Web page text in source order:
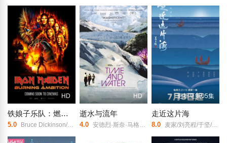
HD
铁娘子乐队：燃烧雄心
5.0 Bruce Dickinson/Nicko McBrain/Adrian Smith/Dave Murray/Janick Gers/Blaze Bayley/Chuck D./哈维尔·巴登/拉斯·乌尔里克/Steve Harris/Rod Smallwood/Simon Gallup/Scott Ian/汤姆·莫雷罗/吉恩·西蒙斯/
HD
逝水与流年
4.0 安德烈·斯奈·马格纳森/Árni Kjartansson/赫迪斯·斯特芬斯多蒂尔/Hulda Filippusdóttir/Jón Sigurður Pétursson/
更新至第05集
走近这片海
8.0 麦家/刘亮程/于坚/李修文/许知远/谢有顺/